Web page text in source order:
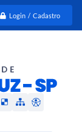
Login / Cadastro